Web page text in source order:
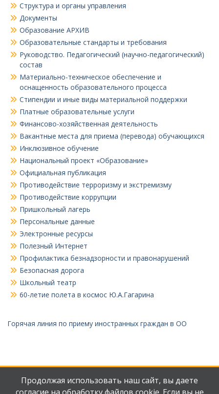
Структура и органы управления
Документы
Образование АРХИВ
Образовательные стандарты и требования
Руководство. Педагогический (научно-педагогический)
состав
Материально-техническое обеспечение и
оснащенность образовательного процесса
Стипендии и иные виды материальной поддержки
Платные образовательные услуги
Финансово-хозяйственная деятельность
Вакантные места для приема (перевода) обучающихся
Инклюзивное обучение
Национальный проект «Образование»
Официальная публикация
Противодействие терроризму и экстремизму
Противодействие коррупции
Пришкольный лагерь
Персональные данные
Электронные ресурсы
Полезный Интернет
Профилактика безнадзорности и правонарушений
Безопасная дорога
Школьный театр
60-летие полета в космос Ю.А.Гагарина
Горячая линия по приему иностранных граждан в ОО
Продолжая использовать наш сайт, вы даете